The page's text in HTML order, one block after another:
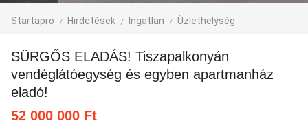
Startapro Hirdetések Ingatlan Üzlethelység
SÜRGŐS ELADÁS! Tiszapalkonyán
vendéglátóegység és egyben apartmanház
eladó!
52 000 000 Ft